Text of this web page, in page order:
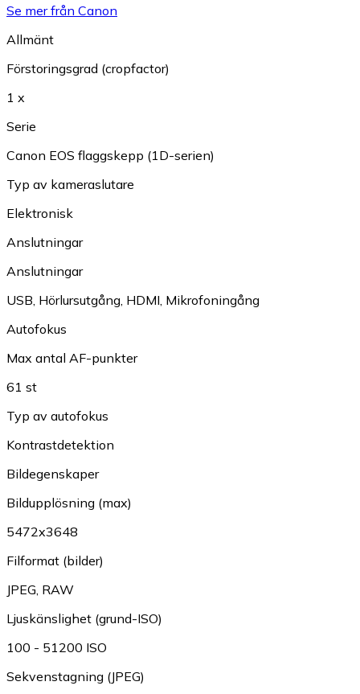
Se mer från Canon
Allmänt
Förstoringsgrad (cropfactor)
1 x
Serie
Canon EOS flaggskepp (1D-serien)
Typ av kameraslutare
Elektronisk
Anslutningar
Anslutningar
USB, Hörlursutgång, HDMI, Mikrofoningång
Autofokus
Max antal AF-punkter
61 st
Typ av autofokus
Kontrastdetektion
Bildegenskaper
Bildupplösning (max)
5472x3648
Filformat (bilder)
JPEG, RAW
Ljuskänslighet (grund-ISO)
100 - 51200 ISO
Sekvenstagning (JPEG)